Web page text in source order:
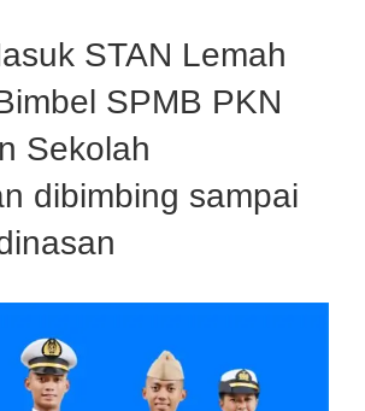
STAN Lemah
SPMB PKN
Sekolah
dibimbing sampai